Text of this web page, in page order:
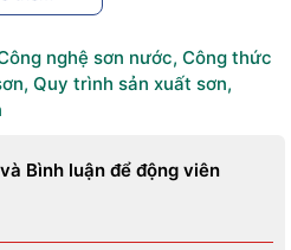
nghệ sơn nước, Công thức
, Quy trình sản xuất sơn,
Bình luận để động viên